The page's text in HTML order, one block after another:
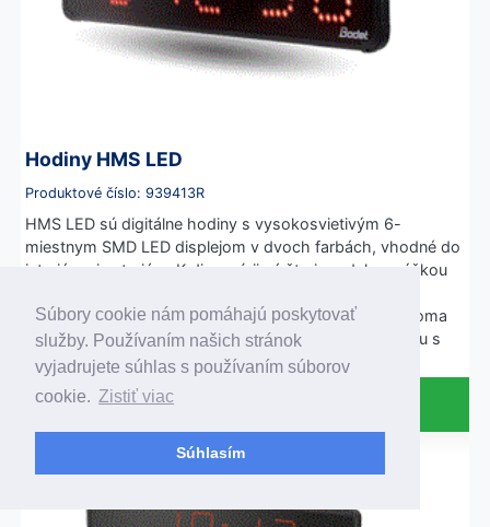
Súbory cookie nám pomáhajú poskytovať
služby. Používaním našich stránok
vyjadrujete súhlas s používaním súborov
cookie. Zistiť viac
Súhlasím
Hodiny HMS LED
Produktové číslo: 939413R
HMS LED sú digitálne hodiny s vysokosvietivým 6-
miestnym SMD LED displejom v dvoch farbách, vhodné do
interiéru aj exteriéru. K dispozícii sú štyri modely s výškou
synchronizáciu je možné dokúpiť. Dajú sa nastaviť dvoma
tlačidlami. Skrinka je v prevedení z čierneho ABS plastu s
krytím IP54, a odolným predným sklom.
Cena na vyžiadanie